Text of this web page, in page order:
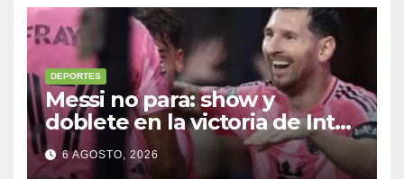
DEPORTES
Messi no para: show y
doblete en la victoria de Inter
Miami
6 AGOSTO, 2026